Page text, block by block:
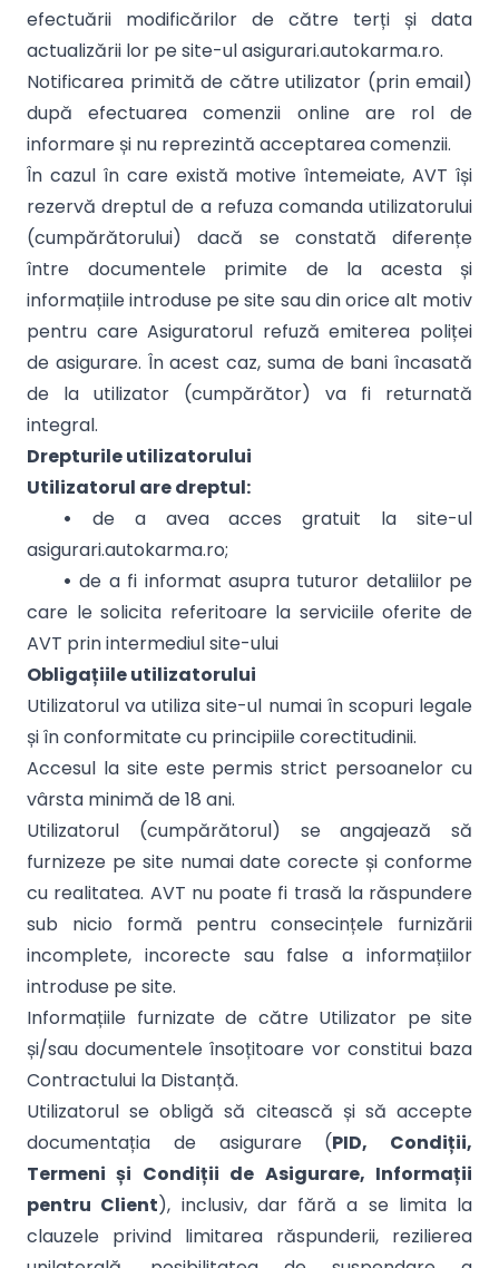
efectuării modificărilor de către terți și data
actualizării lor pe site-ul asigurari.autokarma.ro.
Notificarea primită de către utilizator (prin email)
după efectuarea comenzii online are rol de
informare și nu reprezintă acceptarea comenzii.
În cazul în care există motive întemeiate, AVT își
rezervă dreptul de a refuza comanda utilizatorului
(cumpărătorului) dacă se constată diferențe
între documentele primite de la acesta și
informațiile introduse pe site sau din orice alt motiv
pentru care Asiguratorul refuză emiterea poliței
de asigurare. În acest caz, suma de bani încasată
de la utilizator (cumpărător) va fi returnată
integral.
Drepturile utilizatorului
Utilizatorul are dreptul:
• de a avea acces gratuit la site-ul
asigurari.autokarma.ro;
• de a fi informat asupra tuturor detaliilor pe
care le solicita referitoare la serviciile oferite de
AVT prin intermediul site-ului
Obligațiile utilizatorului
Utilizatorul va utiliza site-ul numai în scopuri legale
și în conformitate cu principiile corectitudinii.
Accesul la site este permis strict persoanelor cu
vârsta minimă de 18 ani.
Utilizatorul (cumpărătorul) se angajează să
furnizeze pe site numai date corecte și conforme
cu realitatea. AVT nu poate fi trasă la răspundere
sub nicio formă pentru consecințele furnizării
incomplete, incorecte sau false a informațiilor
introduse pe site.
Informațiile furnizate de către Utilizator pe site
și/sau documentele însoțitoare vor constitui baza
Contractului la Distanță.
Utilizatorul se obligă să citească și să accepte
documentația de asigurare (PID, Condiții,
Termeni și Condiții de Asigurare, Informații
pentru Client), inclusiv, dar fără a se limita la
clauzele privind limitarea răspunderii, rezilierea